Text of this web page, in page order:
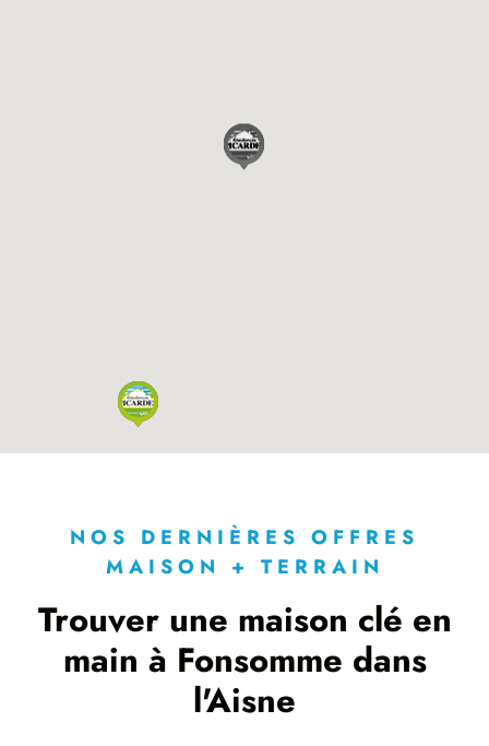
NOS DERNIÈRES OFFRES
MAISON + TERRAIN
Trouver une maison clé en
main à Fonsomme dans
l'Aisne